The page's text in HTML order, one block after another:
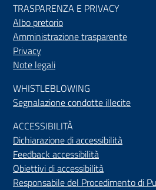
TRASPARENZA E PRIVACY
Albo pretorio
Amministrazione trasparente
Privacy
Note legali
WHISTLEBLOWING
Segnalazione condotte illecite
ACCESSIBILITÀ
Dichiarazione di accessibilità
Feedback accessibilità
Obiettivi di accessibilità
Responsabile del Procedimento di